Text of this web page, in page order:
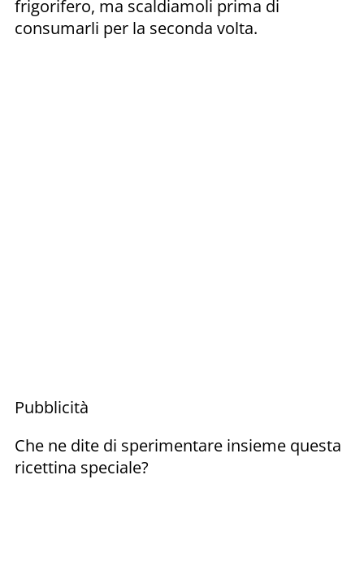
frigorifero, ma scaldiamoli prima di
consumarli per la seconda volta.
Pubblicità
Che ne dite di sperimentare insieme questa
ricettina speciale?